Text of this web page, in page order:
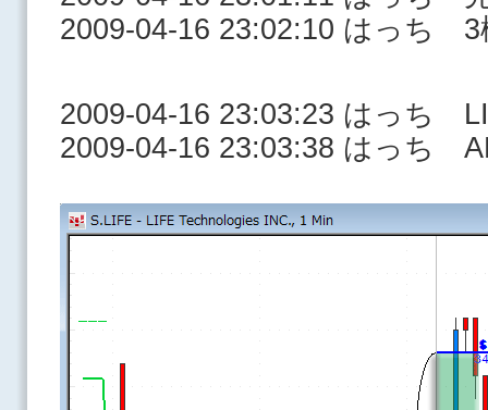
2009-04-16 23:02:10 はっち 3
2009-04-16 23:03:23 はっち
2009-04-16 23:03:38 はっち